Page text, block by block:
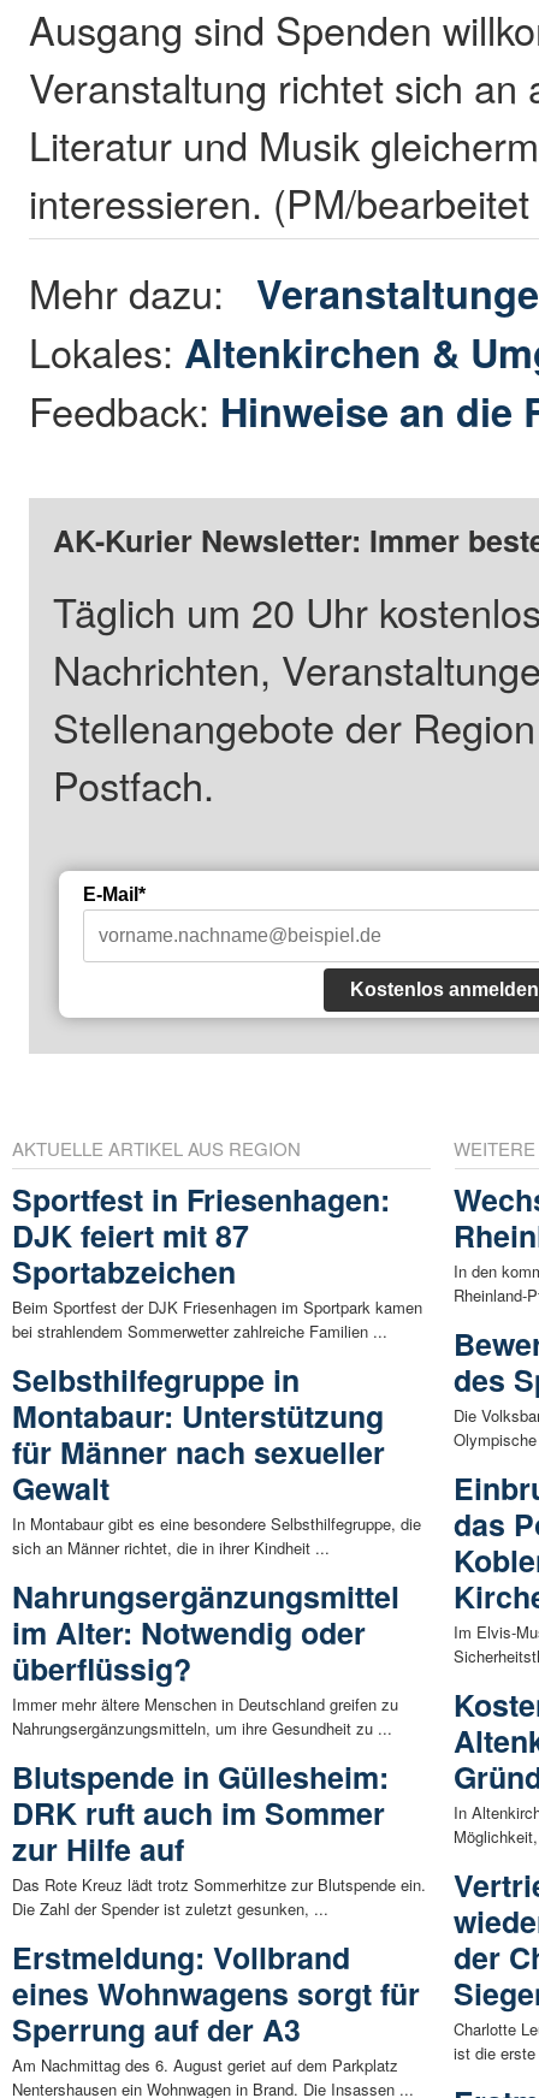
Ausgang sind Spenden
Veranstaltung richtet sich an
Literatur und Musik
interessieren. (PM/
Mehr dazu:
Lokales: Altenkirchen &
Feedback: Hinweise an die
AK-Kurier Newsletter: Immer
Täglich um 20 Uhr
Nachrichten,
Stellenangebote der
Postfach.
E-Mail*
Kostenlos anmelden
AKTUELLE ARTIKEL AUS REGION
Sportfest in Friesenhagen:
DJK feiert mit 87
Sportabzeichen
Beim Sportfest der DJK Friesenhagen im Sportpark kamen
bei strahlendem Sommerwetter zahlreiche Familien ...
Selbsthilfegruppe in
Montabaur: Unterstützung
für Männer nach sexueller
Gewalt
In Montabaur gibt es eine besondere Selbsthilfegruppe, die
sich an Männer richtet, die in ihrer Kindheit ...
Nahrungsergänzungsmittel
im Alter: Notwendig oder
überflüssig?
Immer mehr ältere Menschen in Deutschland greifen zu
Nahrungsergänzungsmitteln, um ihre Gesundheit zu ...
Blutspende in Güllesheim:
DRK ruft auch im Sommer
zur Hilfe auf
Das Rote Kreuz lädt trotz Sommerhitze zur Blutspende ein.
Die Zahl der Spender ist zuletzt gesunken, ...
Erstmeldung: Vollbrand
eines Wohnwagens sorgt für
Sperrung auf der A3
Am Nachmittag des 6. August geriet auf dem Parkplatz
Nentershausen ein Wohnwagen in Brand. Die Insassen ...
In den
Rheinland-
des
Die
das
Im Elvis-
In
der
Charlotte
ist die